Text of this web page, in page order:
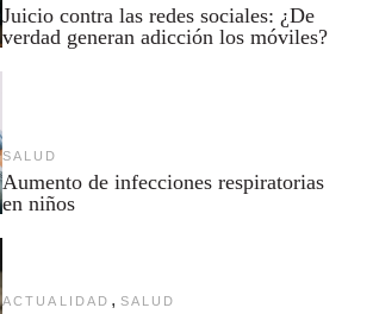
Juicio contra las redes sociales: ¿De
verdad generan adicción los móviles?
SALUD
Aumento de infecciones respiratorias
en niños
ACTUALIDAD , SALUD